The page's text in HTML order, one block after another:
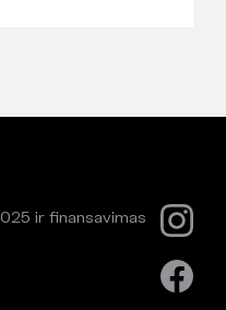
ir finansavimas